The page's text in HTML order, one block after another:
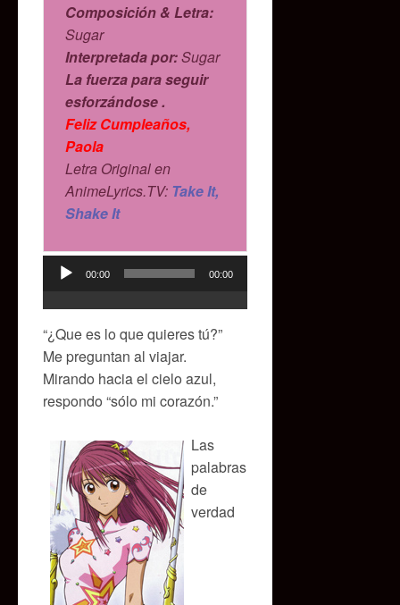
Composición & Letra:
Sugar
Interpretada por:Sugar
La fuerza para seguir
esforzándose .
Feliz Cumpleaños,
Paola
Letra Original en
AnimeLyrics.TV: Take It,
Shake It
Reproductor
audio
00:00 00:00
“¿Que es lo que quieres tú?”
Me preguntan al viajar.
Mirando hacia el cielo azul,
respondo “sólo mi corazón.”
Las
palabras
de
verdad